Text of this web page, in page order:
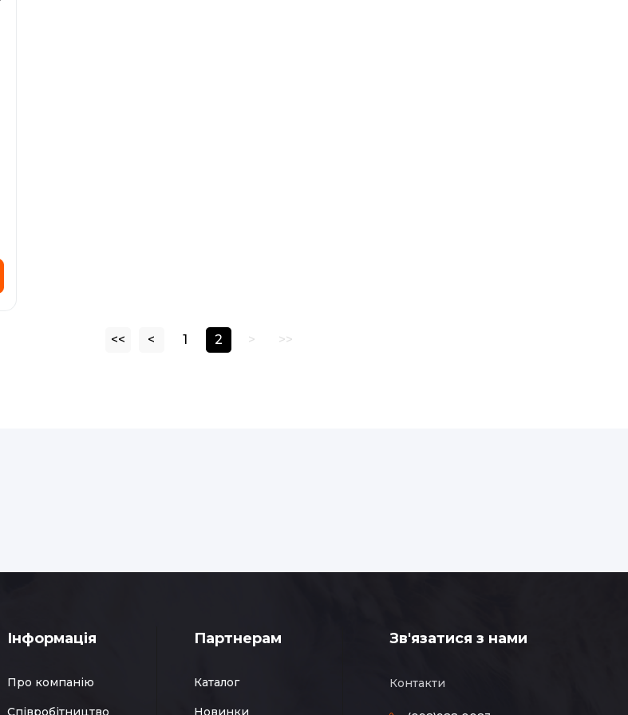
<< < 1 2 > >>
Інформація
Про компанію
Співробітництво
Партнерам
Каталог
Новинки
Зв'язатися з нами
Контакти